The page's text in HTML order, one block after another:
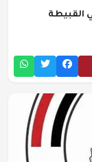
القبيطة